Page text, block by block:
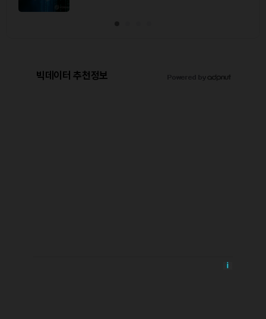
빅데이터 추천정보